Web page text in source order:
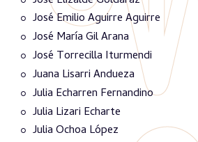
José Emilio Aguirre Aguirre
José María Gil Arana
José Torrecilla Iturmendi
Juana Lisarri Andueza
Julia Echarren Fernandino
Julia Lizari Echarte
Julia Ochoa López